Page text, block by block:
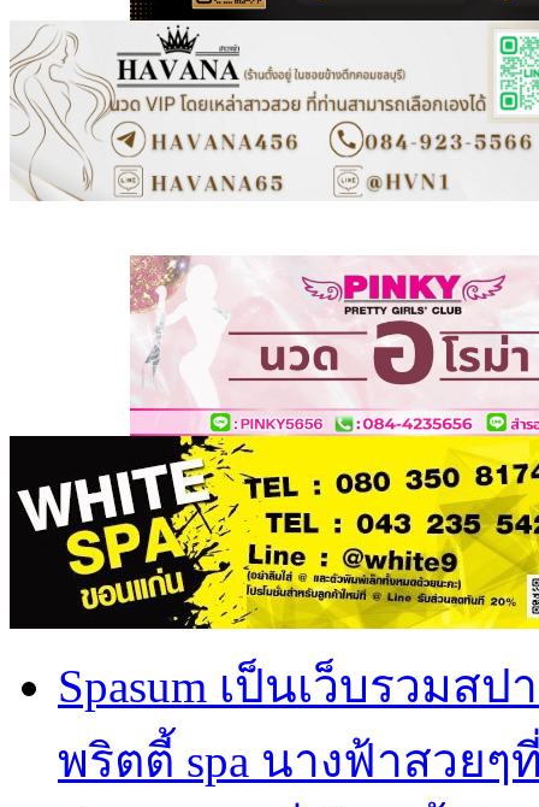
Spasum เป็นเว็บรวม
พริตตี้ spa นางฟ้าสวย